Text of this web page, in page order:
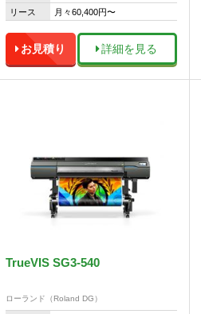
リース 月々60,400円〜
お見積り 詳細を見る
TrueVIS SG3-540
ローランド（Roland DG）